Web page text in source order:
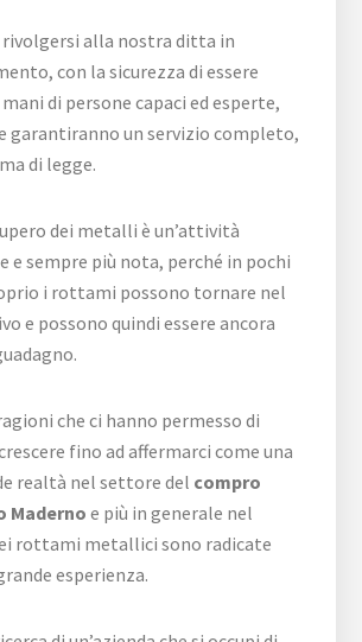
alla nostra ditta in
con la sicurezza di essere
di persone capaci ed esperte,
garantiranno un servizio completo,
di legge.
dei metalli è un’attività
e sempre più nota, perché in pochi
i rottami possono tornare nel
e possono quindi essere ancora
che ci hanno permesso di
fino ad affermarci come una
realtà nel settore del compro
Maderno e più in generale nel
rottami metallici sono radicate
esperienza.